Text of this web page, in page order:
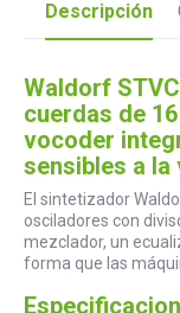
Descripción
Waldorf
cuerdas de
vocoder
sensibles a
El sintetizador
osciladores con
mezclador, un
forma que las